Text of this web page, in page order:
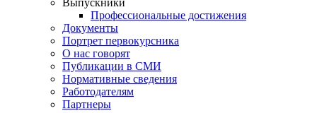
Выпускники
Профессиональные достижения
Документы
Портрет первокурсника
О нас говорят
Публикации в СМИ
Нормативные сведения
Работодателям
Партнеры